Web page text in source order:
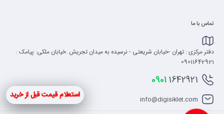
تماس با ما
دفتر مرکزی : تهران -خیابان شریعتی - نرسیده به میدان تجریش .خیابان ملکی: پیامک :
09011642921
09011642921
info@digisiklet.com استعلام قیمت قبل از خرید